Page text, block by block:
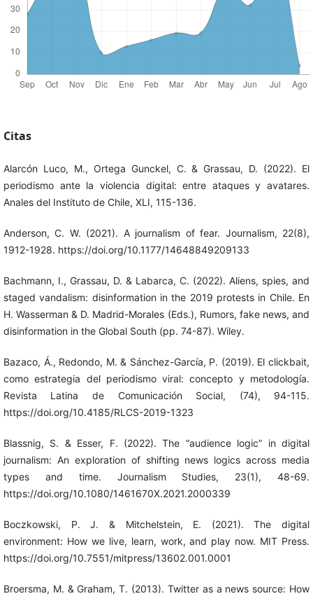
Citas
Alarcón Luco, M., Ortega Gunckel, C. & Grassau, D. (2022). El
periodismo ante la violencia digital: entre ataques y avatares.
Anales del Instituto de Chile, XLI, 115-136.
Anderson, C. W. (2021). A journalism of fear. Journalism, 22(8),
1912-1928. https://doi.org/10.1177/14648849209133
Bachmann, I., Grassau, D. & Labarca, C. (2022). Aliens, spies, and
staged vandalism: disinformation in the 2019 protests in Chile. En
H. Wasserman & D. Madrid-Morales (Eds.), Rumors, fake news, and
disinformation in the Global South (pp. 74-87). Wiley.
Bazaco, Á., Redondo, M. & Sánchez-García, P. (2019). El clickbait,
como estrategia del periodismo viral: concepto y metodología.
Revista Latina de Comunicación Social, (74), 94-115.
https://doi.org/10.4185/RLCS-2019-1323
Blassnig, S. & Esser, F. (2022). The “audience logic” in digital
journalism: An exploration of shifting news logics across media
types and time. Journalism Studies, 23(1), 48-69.
https://doi.org/10.1080/1461670X.2021.2000339
Boczkowski, P. J. & Mitchelstein, E. (2021). The digital
environment: How we live, learn, work, and play now. MIT Press.
https://doi.org/10.7551/mitpress/13602.001.0001
Broersma, M. & Graham, T. (2013). Twitter as a news source: How